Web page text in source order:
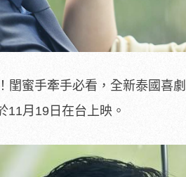
閨蜜手牽手必看，全新泰國喜
11月19日在台上映。